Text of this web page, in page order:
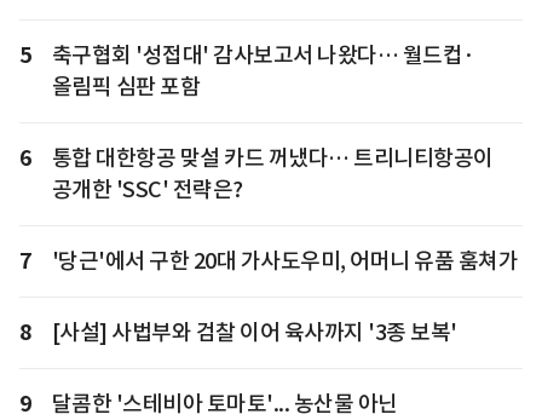
5
축구협회 '성접대' 감사보고서 나왔다… 월드컵·
올림픽 심판 포함
6
통합 대한항공 맞설 카드 꺼냈다… 트리니티항공이
공개한 'SSC' 전략은?
7 '당근'에서 구한 20대 가사도우미, 어머니 유품 훔쳐가
8 [사설] 사법부와 검찰 이어 육사까지 '3종 보복'
9
달콤한 '스테비아 토마토'... 농산물 아닌